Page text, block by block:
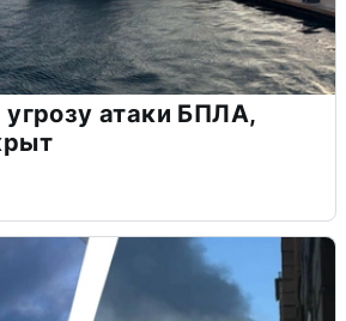
атаки БПЛА,